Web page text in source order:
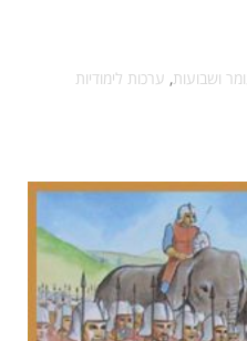
ושבועות, ערכות לימודיות